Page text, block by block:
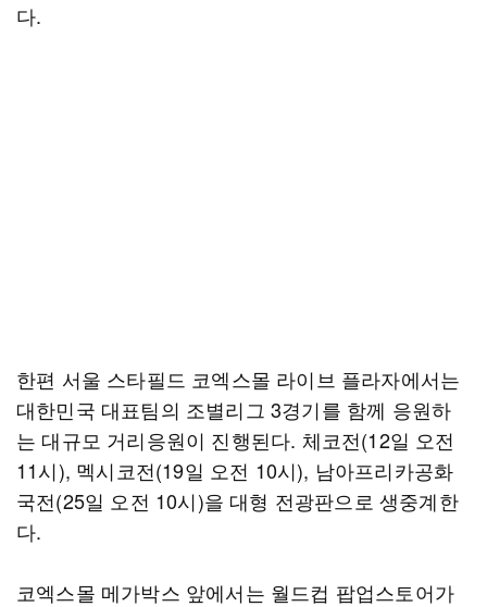
다.
한편 서울 스타필드 코엑스몰 라이브 플라자에서는
대한민국 대표팀의 조별리그 3경기를 함께 응원하
는 대규모 거리응원이 진행된다. 체코전(12일 오전
11시), 멕시코전(19일 오전 10시), 남아프리카공화
국전(25일 오전 10시)을 대형 전광판으로 생중계한
다.
코엑스몰 메가박스 앞에서는 월드컵 팝업스토어가